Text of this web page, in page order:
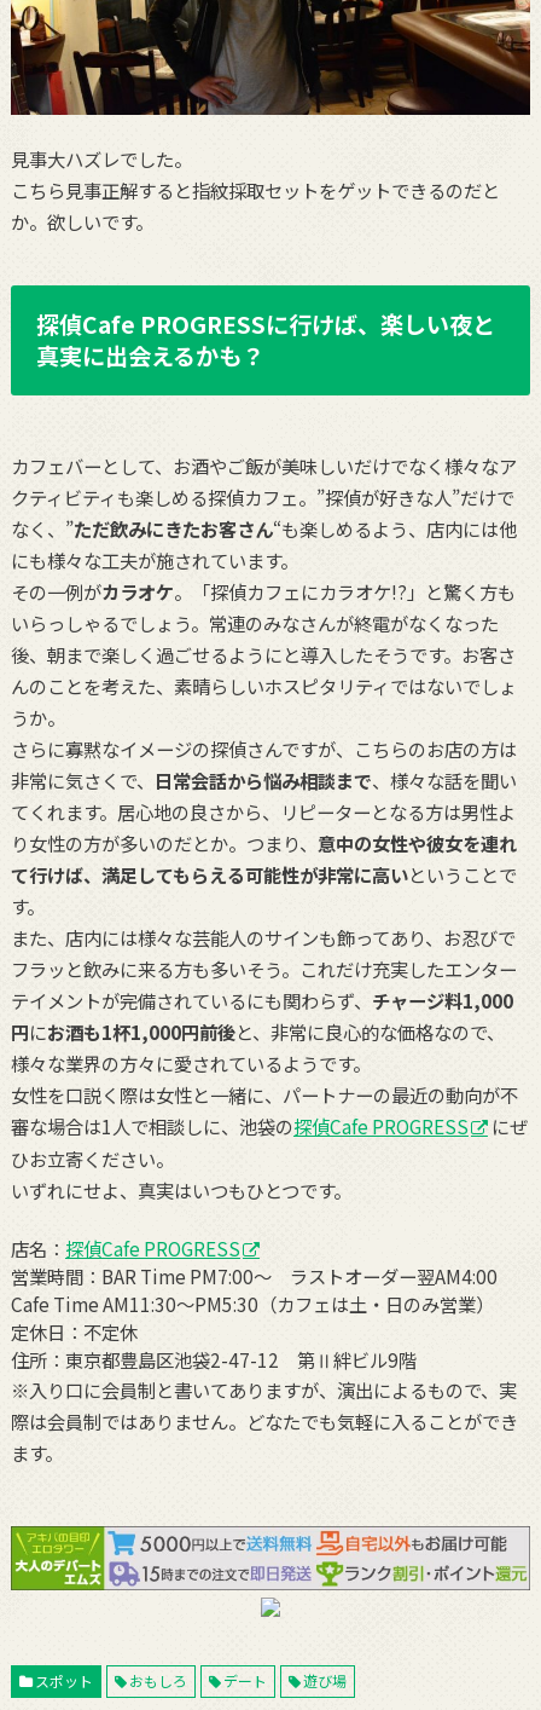
見事大ハズレでした。
こちら見事正解すると指紋採取セットをゲットできるのだと
か。欲しいです。
探偵Cafe PROGRESSに行けば、楽しい夜と
真実に出会えるかも？
カフェバーとして、お酒やご飯が美味しいだけでなく様々なア
クティビティも楽しめる探偵カフェ。”探偵が好きな人”だけで
なく、”ただ飲みにきたお客さん“も楽しめるよう、店内には他
にも様々な工夫が施されています。
その一例がカラオケ。「探偵カフェにカラオケ!?」と驚く方も
いらっしゃるでしょう。常連のみなさんが終電がなくなった
後、朝まで楽しく過ごせるようにと導入したそうです。お客さ
んのことを考えた、素晴らしいホスピタリティではないでしょ
うか。
さらに寡黙なイメージの探偵さんですが、こちらのお店の方は
非常に気さくで、 日常会話から悩み相談まで、様々な話を聞い
てくれます。居心地の良さから、リピーターとなる方は男性よ
り女性の方が多いのだとか。つまり、 意中の女性や彼女を連れ
て行けば、満足してもらえる可能性が非常に高いということで
す。
また、店内には様々な芸能人のサインも飾ってあり、お忍びで
フラッと飲みに来る方も多いそう。これだけ充実したエンター
テイメントが完備されているにも関わらず、 チャージ料1,000
円にお酒も1杯1,000円前後と、非常に良心的な価格なので、
様々な業界の方々に愛されているようです。
女性を口説く際は女性と一緒に、パートナーの最近の動向が不
審な場合は1人で相談しに、池袋の探偵Cafe PROGRESS
にぜ
ひお立寄ください。
いずれにせよ、真実はいつもひとつです。
店名： 探偵Cafe PROGRESS
営業時間：BAR Time PM7:00〜 ラストオーダー翌AM4:00
Cafe Time AM11:30〜PM5:30（カフェは土・日のみ営業）
定休日：不定休
住所：東京都豊島区池袋2-47-12 第Ⅱ絆ビル9階
※入り口に会員制と書いてありますが、演出によるもので、実
際は会員制ではありません。どなたでも気軽に入ることができ
ます。
スポット おもしろ デート 遊び場